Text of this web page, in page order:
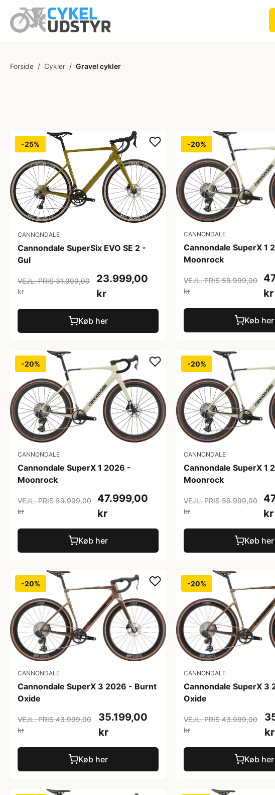
Forside / Cykler / Gravel cykler
-25%
CANNONDALE
Cannondale SuperSix EVO SE 2 -
Gul
VEJL. PRIS 31.999,00
kr
23.999,00
kr
Køb her
-20%
CANNONDALE
Cannondale SuperX 1
Moonrock
VEJL. PRIS 59.999,00
kr
kr
Køb her
-20%
CANNONDALE
Cannondale SuperX 1 2026 -
Moonrock
VEJL. PRIS 59.999,00
kr
47.999,00
kr
Køb her
-20%
CANNONDALE
Cannondale SuperX 1
Moonrock
VEJL. PRIS 59.999,00
kr
kr
Køb her
-20%
CANNONDALE
Cannondale SuperX 3 2026 - Burnt
Oxide
VEJL. PRIS 43.999,00
kr
35.199,00
kr
Køb her
-20%
CANNONDALE
Cannondale SuperX 3
Oxide
VEJL. PRIS 43.999,00
kr
kr
Køb her